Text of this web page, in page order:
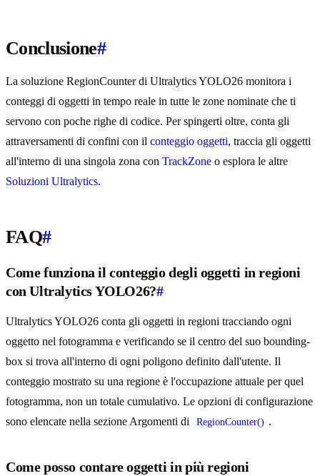
Conclusione#
La soluzione RegionCounter di Ultralytics YOLO26 monitora i
conteggi di oggetti in tempo reale in tutte le zone nominate che ti
servono con poche righe di codice. Per spingerti oltre, conta gli
attraversamenti di confini con il conteggio oggetti, traccia gli oggetti
all'interno di una singola zona con TrackZone o esplora le altre
Soluzioni Ultralytics.
FAQ#
Come funziona il conteggio degli oggetti in regioni
con Ultralytics YOLO26?#
Ultralytics YOLO26 conta gli oggetti in regioni tracciando ogni
oggetto nel fotogramma e verificando se il centro del suo bounding-
box si trova all'interno di ogni poligono definito dall'utente. Il
conteggio mostrato su una regione è l'occupazione attuale per quel
fotogramma, non un totale cumulativo. Le opzioni di configurazione
sono elencate nella sezione Argomenti di
RegionCounter() .
Come posso contare oggetti in più regioni